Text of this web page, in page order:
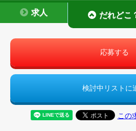
求人 だれどこ
応募する
検討中リストに
この